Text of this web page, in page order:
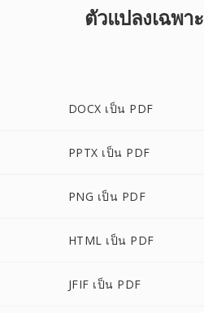
ตัวแปลงเฉพาะ
DOCX เป็น PDF
PPTX เป็น PDF
PNG เป็น PDF
HTML เป็น PDF
JFIF เป็น PDF